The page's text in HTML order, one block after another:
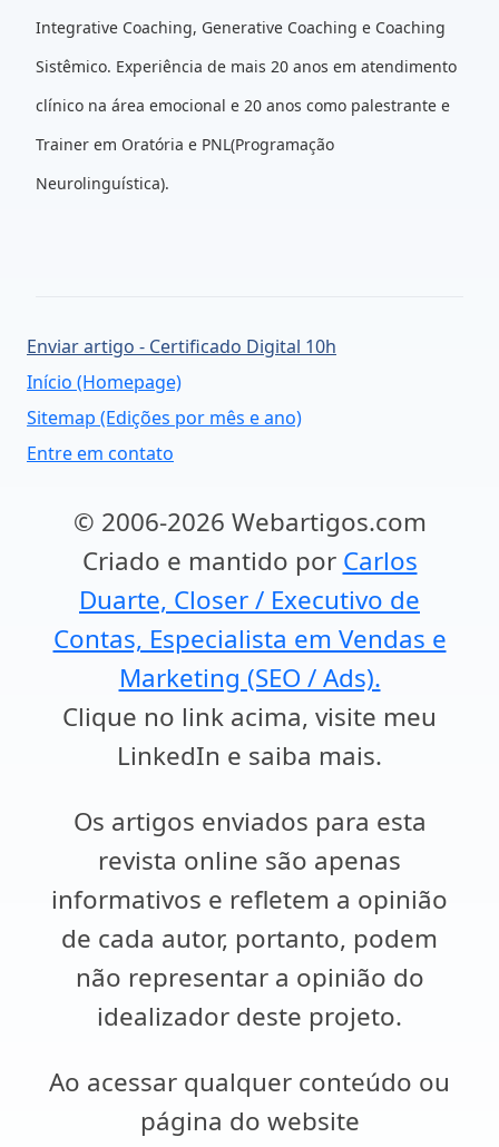
Integrative Coaching, Generative Coaching e Coaching
Sistêmico. Experiência de mais 20 anos em atendimento
clínico na área emocional e 20 anos como palestrante e
Trainer em Oratória e PNL(Programação
Neurolinguística).
Enviar artigo - Certificado Digital 10h
Início (Homepage)
Sitemap (Edições por mês e ano)
Entre em contato
© 2006-2026 Webartigos.com
Criado e mantido por Carlos
Duarte, Closer / Executivo de
Contas, Especialista em Vendas e
Marketing (SEO / Ads).
Clique no link acima, visite meu
LinkedIn e saiba mais.
Os artigos enviados para esta
revista online são apenas
informativos e refletem a opinião
de cada autor, portanto, podem
não representar a opinião do
idealizador deste projeto.
Ao acessar qualquer conteúdo ou
página do website